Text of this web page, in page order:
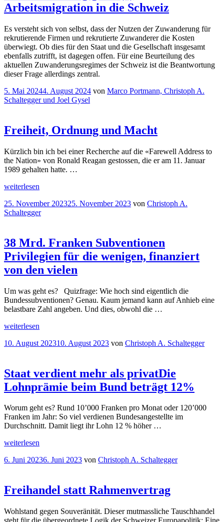
Arbeitsmigration in die Schweiz
Es versteht sich von selbst, dass der Nutzen der Zuwanderung für
rekrutierende Firmen und rekrutierte Zuwanderer die Kosten
überwiegt. Ob dies für den Staat und die Gesellschaft insgesamt
ebenfalls zutrifft, ist dagegen offen. Für eine Beurteilung des
aktuellen Zuwanderungsregimes der Schweiz ist die Beantwortung
dieser Frage allerdings zentral.
Veröffentlicht
am
5. Mai 20244. August 2024 von Marco Portmann, Christoph A.
Schaltegger und Joel Gysel
Freiheit, Ordnung und Macht
Kürzlich bin ich bei einer Recherche auf die «Farewell Address to
the Nation» von Ronald Reagan gestossen, die er am 11. Januar
1989 gehalten hatte. …
„Freiheit,
und
Macht“
weiterlesen
Veröffentlicht
am
25. November 202325. November 2023 von Christoph A.
Schaltegger
38 Mrd. Franken Subventionen
Privilegien für die wenigen, finanziert
von den vielen
Um was geht es? Quizfrage: Wie hoch sind eigentlich die
Bundessubventionen? Genau. Kaum jemand kann auf Anhieb eine
belastbare Zahl angeben. Und dies, obwohl die …
„38
Franken
für
die
wenigen,
von
den
vielen“
weiterlesen
Veröffentlicht
10. August 202310. August 2023 von Christoph A. Schaltegger
Staat verdient mehr als privatDie
Lohnprämie beim Bund beträgt 12%
Worum geht es? Rund 10’000 Franken pro Monat oder 120’000
Franken im Jahr: So viel verdienen Bundesangestellte im
Durchschnitt. Damit liegt ihr Lohn 12 % höher …
„Staat
mehr
Lohnprämie
beim
beträgt
weiterlesen
Veröffentlicht
6. Juni 20236. Juni 2023 von Christoph A. Schaltegger
Freihandel statt Rahmenvertrag
Wohlstand gegen Souveränität. Dieser mutmassliche Tauschhandel